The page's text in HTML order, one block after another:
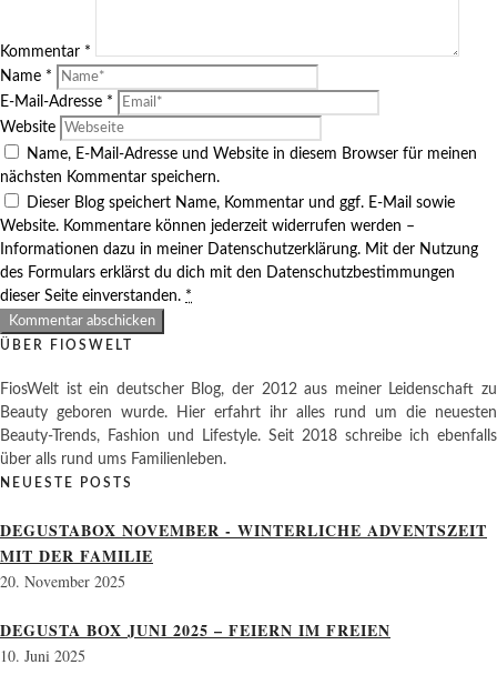
Kommentar *
Name *
E-Mail-Adresse *
Website
Name, E-Mail-Adresse und Website in diesem Browser für meinen
nächsten Kommentar speichern.
Dieser Blog speichert Name, Kommentar und ggf. E-Mail sowie
Website. Kommentare können jederzeit widerrufen werden –
Informationen dazu in meiner Datenschutzerklärung. Mit der Nutzung
des Formulars erklärst du dich mit den Datenschutzbestimmungen
dieser Seite einverstanden. *
ÜBER FIOSWELT
FiosWelt ist ein deutscher Blog, der 2012 aus meiner Leidenschaft zu
Beauty geboren wurde. Hier erfahrt ihr alles rund um die neuesten
Beauty-Trends, Fashion und Lifestyle. Seit 2018 schreibe ich ebenfalls
über alls rund ums Familienleben.
NEUESTE POSTS
DEGUSTABOX NOVEMBER - WINTERLICHE ADVENTSZEIT
MIT DER FAMILIE
20. November 2025
DEGUSTA BOX JUNI 2025 – FEIERN IM FREIEN
10. Juni 2025